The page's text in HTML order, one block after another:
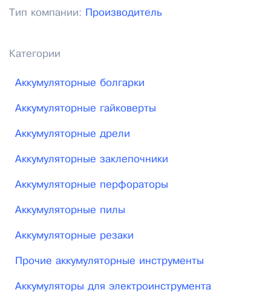
Тип компании: Производитель
Категории
Аккумуляторные болгарки
Аккумуляторные гайковерты
Аккумуляторные дрели
Аккумуляторные заклепочники
Аккумуляторные перфораторы
Аккумуляторные пилы
Аккумуляторные резаки
Прочие аккумуляторные инструменты
Аккумуляторы для электроинструмента